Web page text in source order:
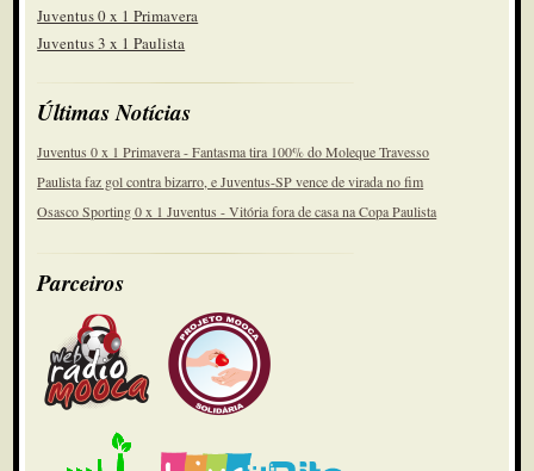
Juventus 0 x 1 Primavera
Juventus 3 x 1 Paulista
Últimas Notícias
Juventus 0 x 1 Primavera - Fantasma tira 100% do Moleque Travesso
Paulista faz gol contra bizarro, e Juventus-SP vence de virada no fim
Osasco Sporting 0 x 1 Juventus - Vitória fora de casa na Copa Paulista
Parceiros